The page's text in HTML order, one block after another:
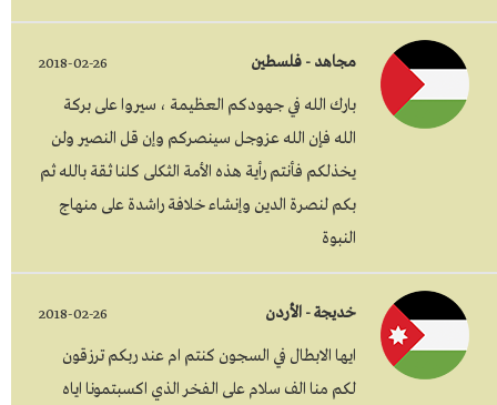
مجاهد - فلسطين 2018-02-26
بارك الله في جهودكم العظيمة ، سيروا على بركة
الله فإن الله عزوجل سينصركم وإن قل النصير ولن
يخذلكم فأنتم رأية هذه الأمة الثكلى كلنا ثقة بالله ثم
بكم لنصرة الدين وإنشاء خلافة راشدة على منهاج
النبوة
خديجة - الأردن 2018-02-26
ايها الابطال في السجون كنتم ام عند ربكم ترزقون
لكم منا الف سلام على الفخر الذي اكسبتمونا اياه